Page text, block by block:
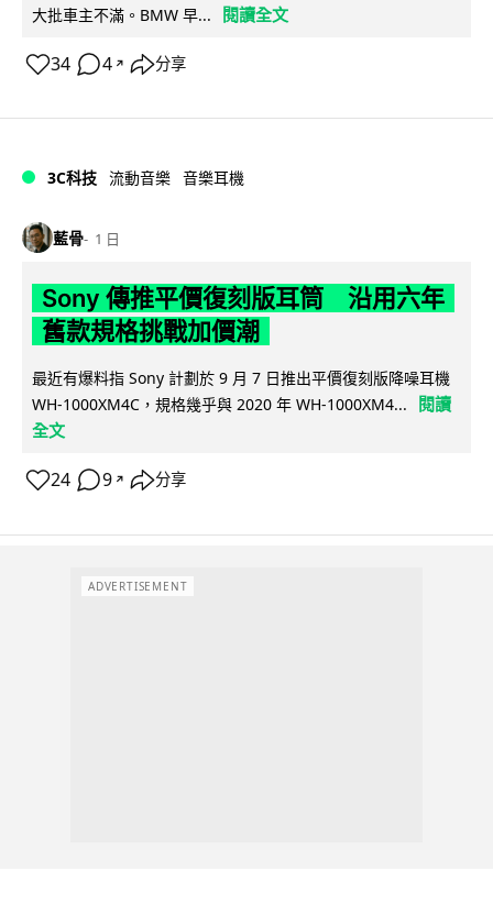
大批車主不滿。BMW 早...
閱讀全文
34 4 ↗ 分享
3C科技 流動音樂 音樂耳機
藍骨 1 日
Sony 傳推平價復刻版耳筒 沿用六年
舊款規格挑戰加價潮
最近有爆料指 Sony 計劃於 9 月 7 日推出平價復刻版降噪耳機
WH-1000XM4C，規格幾乎與 2020 年 WH-1000XM4...
閱讀
全文
24 9 ↗ 分享
ADVERTISEMENT